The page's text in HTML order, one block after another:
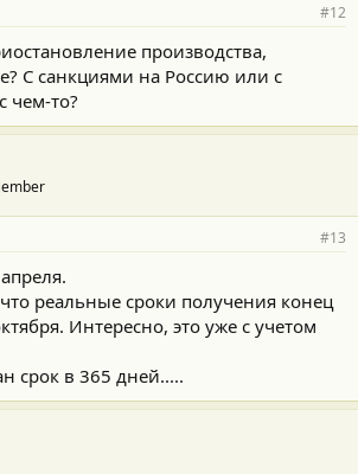
#12
производства,
С санкциями на Россию или с
чем-то?
#13
реальные сроки получения конец
Интересно, это уже с учетом
срок в 365 дней.....